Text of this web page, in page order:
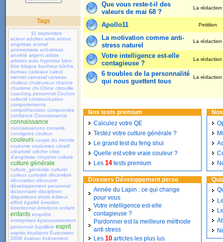
Tags
11 septembre
acteur adultes amis amour
angoisse animal
anniversaire anti-stress
anxiété argent artiste
artistes auto hypnose bien-
être blague bonheur bûche
bureau cadeaux calcul
mental carnaval cerveau
chaleur chaleureux chance
charisme chi Chine citrouille
coaching personnel Cochon
collectif communication
comportements
compréhension comprendre
confiance Connaissance
connaissance
connaissances conseils
consignes couleur
couleurs coupe du monde
coutume coutumes créatif
créativité crèche crise
d'angoisse croyants culture
culture générale
culture_générale culturel
curieux curiosité décembre
décoration découvrir
développement personnel
dictionnaire disciplines
disparitions droits éditeur
effort égalité émotion
émotionnel émotions enfant
enfants enquête
entreprises épanouissement
personnel équilibre esprit
esprits étudiants Eurovision
2008 évaluer événement
Que vous reste-t-il des
valeurs de mai 68 ?
La rédaction
Apollo11 Petitlion
La motivation comme anti-
stress naturel
La rédaction
Votre intelligence est-elle
contagieuse ?
La rédaction
6 troubles de la personnalité
qui nous guettent tous
La rédaction
Nos tests premium
Calculez votre QE
Testez votre culture générale ?
Le grand test du feng shui
Quelle est votre vraie couleur ?
Les 14tests premium
Dossiers Développement perso
Année du Lapin : ce qui change
pour vous
Votre intelligence est-elle
contagieuse ?
Pardonner est la meilleure méthode
anti stress
Les 10 articles les plus lus